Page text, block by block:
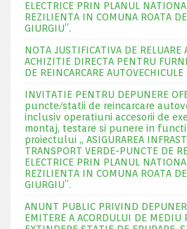
ELECTRICE PRIN PLANUL
REZILIENTA IN COMUNA ROATA
GIURGIU”.
NOTA JUSTIFICATIVA DE RELUARE
ACHIZITIE DIRECTA PENTRU
DE REINCARCARE AUTOVECHICULE
INVITATIE PENTRU DEPUNERE
puncte/statii de reincarcare
inclusiv operatiuni accesorii de
montaj, testare si punere in
proiectului „ ASIGURAREA
TRANSPORT VERDE-PUNCTE DE
ELECTRICE PRIN PLANUL
REZILIENTA IN COMUNA ROATA
GIURGIU”.
ANUNT PUBLIC PRIVIND
EMITERE A ACORDULUI DE MEDIU